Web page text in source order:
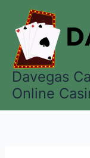
Davegas
Online